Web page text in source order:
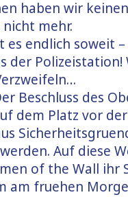
haben wir
mehr.
es endlich soweit
der
Beschluss des
dem Platz vor
Auf diese
of the Wall
am fruehen